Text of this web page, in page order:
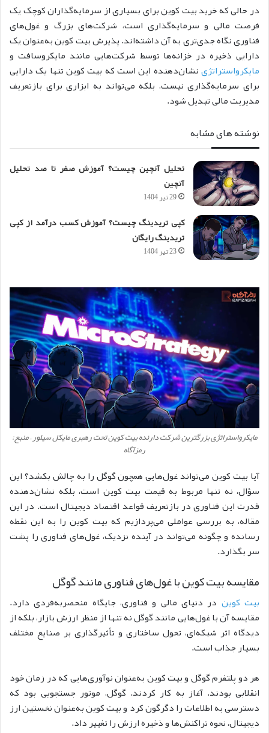
در حالی که خرید بیت‌ کوین برای بسیاری از سرمایه‌گذاران کوچک یک
فرصت مالی و سرمایه‌گذاری است، شرکت‌های بزرگ و غول‌های
فناوری نگاه جدی‌تری به آن داشته‌اند. پذیرش بیت کوین به‌عنوان یک
دارایی ذخیره در خزانه‌ها توسط شرکت‌هایی مانند مایکروسافت و
مایکرواستراتژینشان‌دهنده این است که بیت‌ کوین تنها یک دارایی
برای سرمایه‌گذاری نیست، بلکه می‌تواند به ابزاری برای بازتعریف
مدیریت مالی تبدیل شود.
نوشته های مشابه
تحلیل آنچین چیست؟ آموزش صفر تا صد تحلیل
آنچین
29 تیر 1404
کپی تریدینگ چیست؟ آموزش کسب درآمد از کپی
تریدینگ رایگان
23 تیر 1404
مایکرواستراتژی بزرگترین شرکت دارنده بیت کوین تحت رهبری مایکل سیلور – منبع:
رمزآگاه
آیا بیت‌ کوین می‌تواند غول‌هایی همچون گوگل را به چالش بکشد؟ این
سؤال، نه تنها مربوط به قیمت بیت‌ کوین است، بلکه نشان‌دهنده
قدرت این فناوری در بازتعریف قواعد اقتصاد دیجیتال است. در این
مقاله، به بررسی عواملی می‌پردازیم که بیت‌ کوین را به این نقطه
رسانده و چگونه می‌تواند در آینده نزدیک، غول‌های فناوری را پشت
سر بگذارد.
مقایسه بیت‌ کوین با غول‌های فناوری مانند گوگل
بیت‌ کوین در دنیای مالی و فناوری، جایگاه منحصربه‌فردی دارد.
مقایسه آن با غول‌هایی مانند گوگل نه تنها از منظر ارزش بازار، بلکه از
دیدگاه اثر شبکه‌ای، تحول ساختاری و تأثیرگذاری بر صنایع مختلف
بسیار جذاب است.
هر دو پلتفرم گوگل و بیت کوین به‌عنوان نوآوری‌هایی که در زمان خود
انقلابی بودند، آغاز به کار کردند. گوگل، موتور جستجویی بود که
دسترسی به اطلاعات را دگرگون کرد و بیت‌ کوین به‌عنوان نخستین ارز
دیجیتال، نحوه تراکنش‌ها و ذخیره ارزش را تغییر داد.